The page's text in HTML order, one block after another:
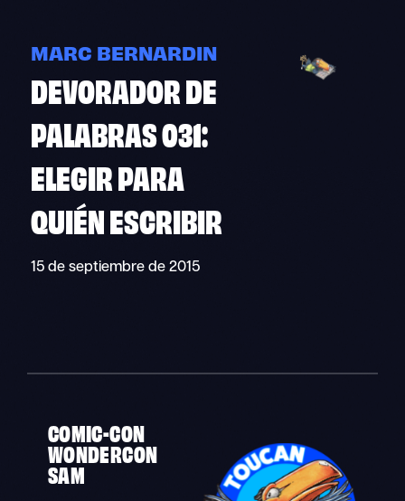
MARC BERNARDIN
DEVORADOR DE
PALABRAS 031:
ELEGIR PARA
QUIÉN ESCRIBIR
15 de septiembre de 2015
COMIC-CON
WONDERCON
SAM